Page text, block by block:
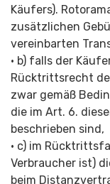
Käufers).
zusätzlichen
vereinbarten
• b) falls der
Rücktrittsrecht
zwar gemäß
die im Art. 6.
beschrieben sind,
• c) im
Verbraucher ist)
beim